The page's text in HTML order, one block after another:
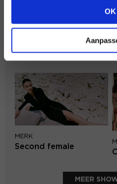
OK
NOG GEEN
BEKIJK
Knit-ted
MERK
Second female
MEER